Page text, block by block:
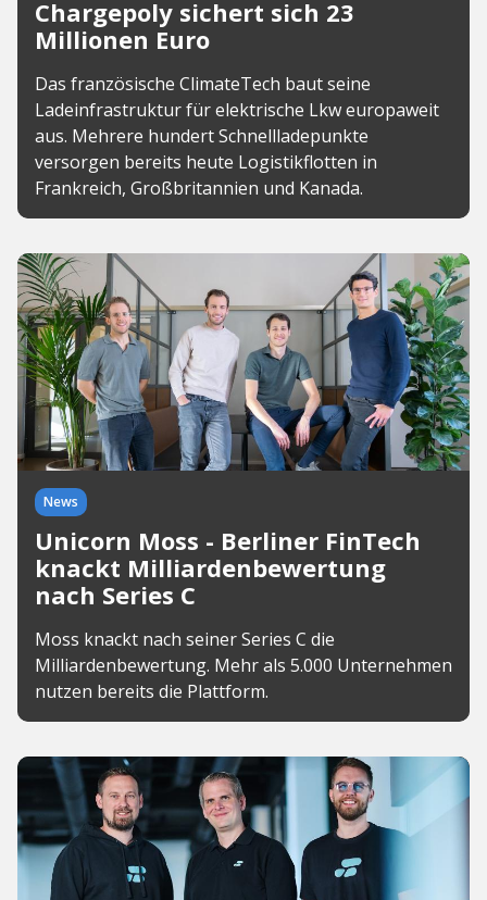
Chargepoly sichert sich 23
Millionen Euro
Das französische ClimateTech baut seine
Ladeinfrastruktur für elektrische Lkw europaweit
aus. Mehrere hundert Schnellladepunkte
versorgen bereits heute Logistikflotten in
Frankreich, Großbritannien und Kanada.
News
Unicorn Moss - Berliner FinTech
knackt Milliardenbewertung
nach Series C
Moss knackt nach seiner Series C die
Milliardenbewertung. Mehr als 5.000 Unternehmen
nutzen bereits die Plattform.